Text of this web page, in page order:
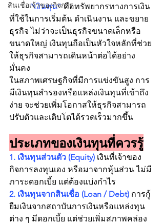
สินเชื่อเจ้าของกิจการ
“เงินทุน” คือทรัพยากรทางการเงิน
ที่ใช้ในการเริ่มต้น ดำเนินงาน และขยาย
ธุรกิจ ไม่ว่าจะเป็นธุรกิจขนาดเล็กหรือ
ขนาดใหญ่ เงินทุนถือเป็นหัวใจหลักที่ช่วย
ให้ธุรกิจสามารถเดินหน้าต่อได้อย่าง
มั่นคง
ในสภาพเศรษฐกิจที่มีการแข่งขันสูง การ
มีเงินทุนสำรองหรือแหล่งเงินทุนที่เข้าถึง
ง่าย จะช่วยเพิ่มโอกาสให้ธุรกิจสามารถ
ปรับตัวและเติบโตได้รวดเร็วมากขึ้น
ประเภทของเงินทุนที่ควรรู้
1. เงินทุนส่วนตัว (Equity) เงินที่เจ้าของ
กิจการลงทุนเอง หรือมาจากหุ้นส่วน ไม่มี
ภาระดอกเบี้ย แต่ต้องแบ่งกำไร
2. เงินทุนจากสินเชื่อ (Loan / Debt) การกู้
ยืมเงินจากสถาบันการเงินหรือแหล่งทุน
ต่าง ๆ มีดอกเบี้ย แต่ช่วยเพิ่มสภาพคล่อง